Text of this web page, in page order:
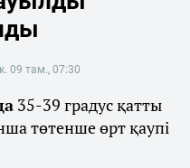
09 там., 07:30
35-39 градус қатты
төтенше өрт қаупі